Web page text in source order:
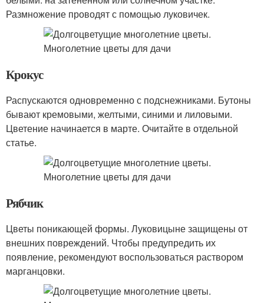
Размножение проводят с помощью луковичек.
Крокус
Распускаются одновременно с подснежниками. Бутоны
бывают кремовыми, желтыми, синими и лиловыми.
Цветение начинается в марте. Очитайте в отдельной
статье.
Рябчик
Цветы поникающей формы. Луковицыне защищены от
внешних повреждений. Чтобы предупредить их
появление, рекомендуют воспользоваться раствором
марганцовки.